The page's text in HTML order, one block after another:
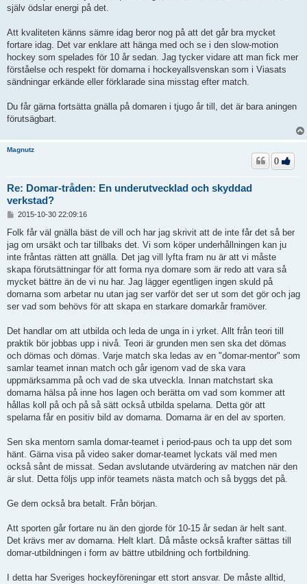
själv ödslar energi på det.
Att kvaliteten känns sämre idag beror nog på att det går bra mycket
fortare idag. Det var enklare att hänga med och se i den slow-motion
hockey som spelades för 10 år sedan. Jag tycker vidare att man fick mer
förståelse och respekt för domarna i hockeyallsvenskan som i Viasats
sändningar erkände eller förklarade sina misstag efter match.
Du får gärna fortsätta gnälla på domaren i tjugo år till, det är bara aningen
förutsägbart.
Magnutz
Re: Domar-tråden: En underutvecklad och skyddad
verkstad?
0
l
g
g
2015-10-30 22:09:16
Folk får väl gnälla bäst de vill och har jag skrivit att de inte får det så ber
jag om ursäkt och tar tillbaks det. Vi som köper underhållningen kan ju
inte fråntas rätten att gnälla. Det jag vill lyfta fram nu är att vi måste
skapa förutsättningar för att forma nya domare som är redo att vara så
mycket bättre än de vi nu har. Jag lägger egentligen ingen skuld på
domarna som arbetar nu utan jag ser varför det ser ut som det gör och jag
ser vad som behövs för att skapa en starkare domarkår framöver.
Det handlar om att utbilda och leda de unga in i yrket. Allt från teori till
praktik bör jobbas upp i nivå. Teori är grunden men sen ska det dömas
och dömas och dömas. Varje match ska ledas av en "domar-mentor" som
samlar teamet innan match och går igenom vad de ska vara
uppmärksamma på och vad de ska utveckla. Innan matchstart ska
domarna hälsa på inne hos lagen och berätta om vad som kommer att
hållas koll på och på så sätt också utbilda spelarna. Detta gör att
spelarna får en positiv bild av domarna. Domarna är en del av sporten.
Sen ska mentorn samla domar-teamet i period-paus och ta upp det som
hänt. Gärna visa på video saker domar-teamet lyckats väl med men
också sånt de missat. Sedan avslutande utvärdering av matchen när den
är slut. Detta följs upp inför teamets nästa match och så byggs det på.
Ge dem också bra betalt. Från början.
Att sporten går fortare nu än den gjorde för 10-15 år sedan är helt sant.
Det krävs mer av domarna. Helt klart. Då måste också krafter sättas till
domar-utbildningen i form av bättre utbildning och fortbildning.
I detta har Sveriges hockeyföreningar ett stort ansvar. De måste alltid,